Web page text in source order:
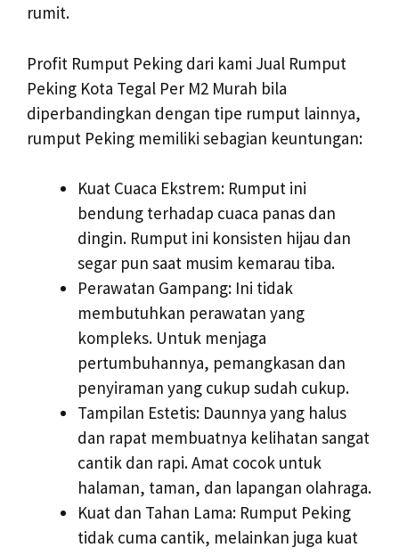
rumit.
Profit Rumput Peking dari kami Jual Rumput
Peking Kota Tegal Per M2 Murah bila
diperbandingkan dengan tipe rumput lainnya,
rumput Peking memiliki sebagian keuntungan:
Kuat Cuaca Ekstrem: Rumput ini
bendung terhadap cuaca panas dan
dingin. Rumput ini konsisten hijau dan
segar pun saat musim kemarau tiba.
Perawatan Gampang: Ini tidak
membutuhkan perawatan yang
kompleks. Untuk menjaga
pertumbuhannya, pemangkasan dan
penyiraman yang cukup sudah cukup.
Tampilan Estetis: Daunnya yang halus
dan rapat membuatnya kelihatan sangat
cantik dan rapi. Amat cocok untuk
halaman, taman, dan lapangan olahraga.
Kuat dan Tahan Lama: Rumput Peking
tidak cuma cantik, melainkan juga kuat